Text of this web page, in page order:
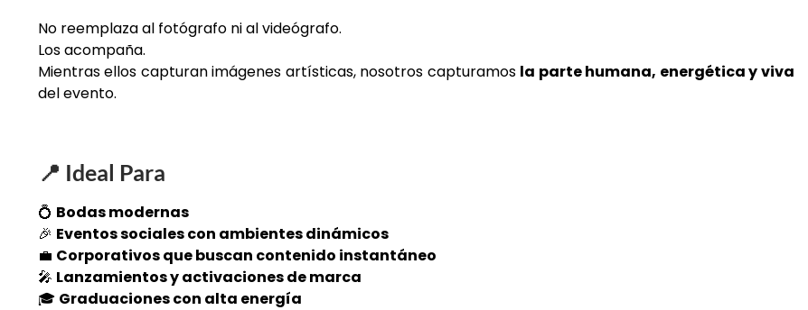
No reemplaza al fotógrafo ni al videógrafo.
Los acompaña.
Mientras ellos capturan imágenes artísticas, nosotros capturamos la parte humana, energética y viva
del evento.
📍 Ideal Para
💍 Bodas modernas
🎉 Eventos sociales con ambientes dinámicos
💼 Corporativos que buscan contenido instantáneo
🎤 Lanzamientos y activaciones de marca
🎓 Graduaciones con alta energía